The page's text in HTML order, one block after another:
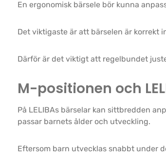
En ergonomisk bärsele bör kunna
Det viktigaste är att bärselen är korrekt
Därför är det viktigt att regelbundet
M-positionen och
På LELIBAs bärselar kan sittbredden
passar barnets ålder och utveckling.
Eftersom barn utvecklas snabbt under